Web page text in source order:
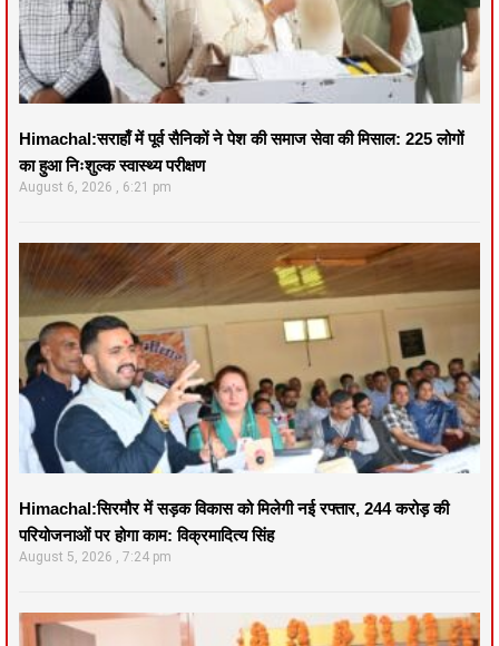
Himachal:सराहाँ में पूर्व सैनिकों ने पेश की समाज सेवा की मिसाल: 225 लोगों
का हुआ निःशुल्क स्वास्थ्य परीक्षण
August 6, 2026 6:21 pm
Himachal:सिरमौर में सड़क विकास को मिलेगी नई रफ्तार, 244 करोड़ की
परियोजनाओं पर होगा काम: विक्रमादित्य सिंह
August 5, 2026 7:24 pm